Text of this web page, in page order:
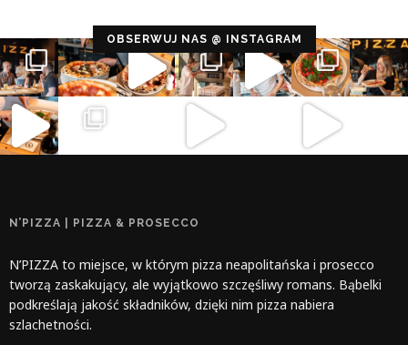
OBSERWUJ NAS @ INSTAGRAM
Configuration error or no pictures...
N’PIZZA | PIZZA & PROSECCO
N’PIZZA to miejsce, w którym pizza neapolitańska i prosecco
tworzą zaskakujący, ale wyjątkowo szczęśliwy romans. Bąbelki
podkreślają jakość składników, dzięki nim pizza nabiera
szlachetności.